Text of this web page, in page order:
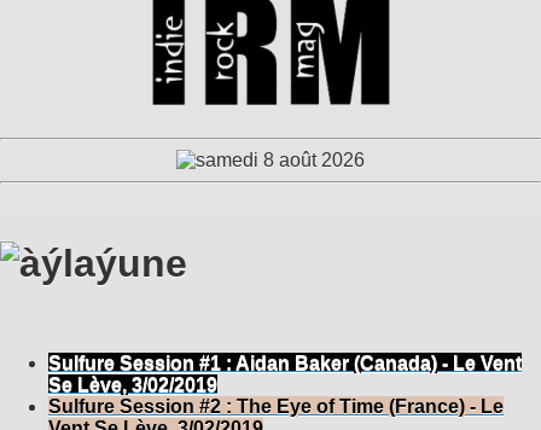
Sulfure Session #1 : Aidan Baker (Canada) - Le Vent
Se Lève, 3/02/2019
Sulfure Session #2 : The Eye of Time (France) - Le